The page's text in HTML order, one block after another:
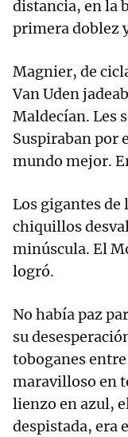
distancia, en la
primera doblez
Magnier, de
Van Uden
Maldecían. Les
Suspiraban por
mundo mejor.
Los gigantes de
chiquillos
minúscula. El
logró.
No había paz
su
toboganes
maravilloso en
lienzo en azul,
despistada, era